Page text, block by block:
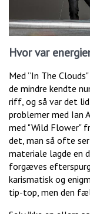
Hvor var
Med ”In The
de mindre kendte
riff, og så var det
problemer med Ian
med "Wild Flower"
det, man så ofte
materiale lagde en
forgæves
karismatisk og
tip-top, men den